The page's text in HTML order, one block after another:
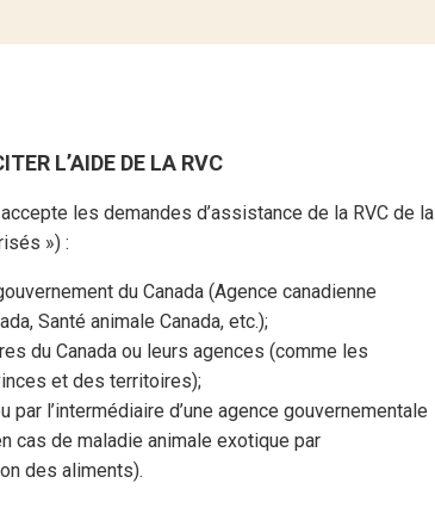
L’AIDE DE LA RVC
les demandes d’assistance de la RVC de la
») :
du Canada (Agence canadienne
Santé animale Canada, etc.);
du Canada ou leurs agences (comme les
et des territoires);
l’intermédiaire d’une agence gouvernementale
cas de maladie animale exotique par
des aliments).